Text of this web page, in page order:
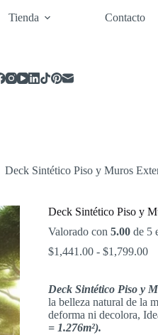
Tienda Contacto
Deck Sintético Piso y Muros
Deck Sintético Piso y
Valorado con 5.00de 5
$1,441.00 - $1,799.00
Deck Sintético Piso y
la belleza natural de la
deforma ni decolora,
= 1.276m²).